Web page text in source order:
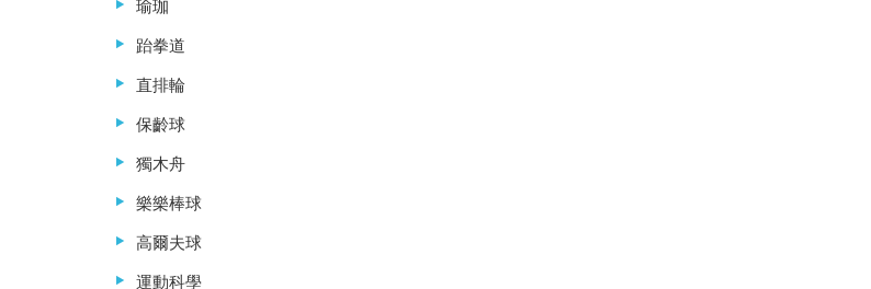
瑜珈
跆拳道
直排輪
保齡球
獨木舟
樂樂棒球
高爾夫球
運動科學